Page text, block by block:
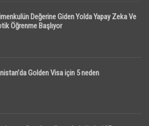
Değerine Giden Yolda Yapay Zeka Ve
Öğrenme Başlıyor
Golden Visa için 5 neden